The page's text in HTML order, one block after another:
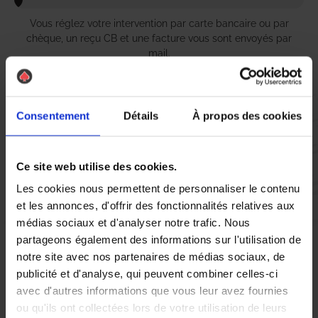
Consentement Détails À propos des cookies
Ce site web utilise des cookies.
Les cookies nous permettent de personnaliser le contenu
et les annonces, d'offrir des fonctionnalités relatives aux
médias sociaux et d'analyser notre trafic. Nous
partageons également des informations sur l'utilisation de
notre site avec nos partenaires de médias sociaux, de
publicité et d'analyse, qui peuvent combiner celles-ci
avec d'autres informations que vous leur avez fournies
ou qu'ils ont collectées lors de votre utilisation de leurs
Vous réglez votre intervention par carte bancaire ou par
chèque, un reçu CB et une facture vous sont envoyés par
mail.
Vous recevez une demande d’évaluation de votre expérience
avec l’équipe AS DE PIC.
Nous avons pensé à tout
À Mont-Saint-Aignan, la présence de guêpes et de frelons